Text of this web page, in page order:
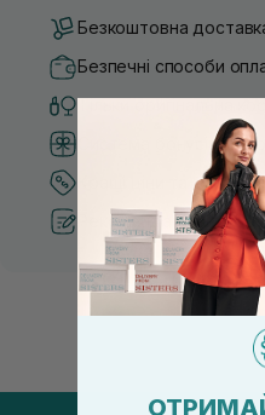
Безкоштовна
Безпечні способи
Тільки оригінальна
Система бонусів та
Кращі ціни та топ
Рекомендації від